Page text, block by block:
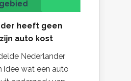
heeft geen
auto kost
Nederlander
idee wat een auto